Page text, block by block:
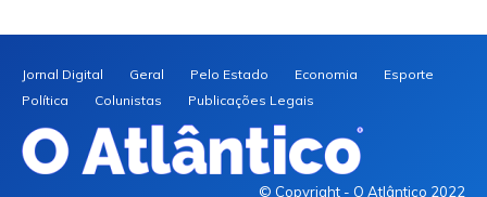
Jornal Digital Geral Pelo Estado Economia
Esporte
Política
Colunistas Publicações Legais
© Copyright - O Atlântico 2022